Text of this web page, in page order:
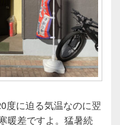
度に迫る気温なのに翌
暖差ですよ。猛暑続